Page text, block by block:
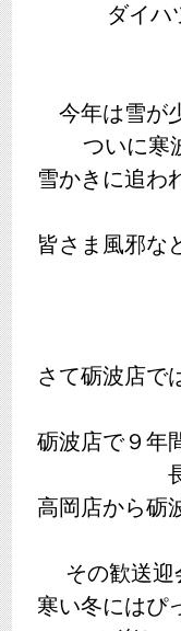
ダイハ
今年は雪が
ついに寒
雪かきに追わ
皆さま風邪な
さて砺波店で
砺波店で９年
高岡店から砺
その歓送
寒い冬にはぴ